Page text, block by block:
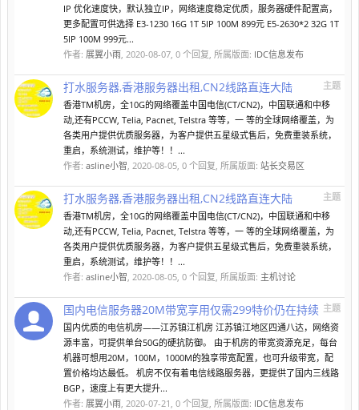
IP 优化速度快，默认独立IP，网络速度稳定优质，服务器硬件配置高，
更多配置可供选择 E3-1230 16G 1T 5IP 100M 899元 E5-2630*2 32G 1T
5IP 100M 999元...
作者: 展翼小雨, 2020-08-07, 0 个回复, 所属版面: IDC信息发布
主题
打水服务器,香港服务器出租,CN2线路直连大陆
香港TM机房，全10G的网络覆盖中国电信(CT/CN2)，中国联通和中移
动,还有PCCW, Telia, Pacnet, Telstra 等等，一 等的全球网络覆盖，为
各类用户提供优质服务器，为客户提供五星级式售后，免费重装系统，
重启，系统测试，维护等！！...
作者: asline小智, 2020-08-05, 0 个回复, 所属版面: 站长交易区
主题
打水服务器,香港服务器出租,CN2线路直连大陆
香港TM机房，全10G的网络覆盖中国电信(CT/CN2)，中国联通和中移
动,还有PCCW, Telia, Pacnet, Telstra 等等，一 等的全球网络覆盖，为
各类用户提供优质服务器，为客户提供五星级式售后，免费重装系统，
重启，系统测试，维护等！！...
作者: asline小智, 2020-08-05, 0 个回复, 所属版面: 主机讨论
主题
国内电信服务器20M带宽享用仅需299特价仍在持续
国内优质的电信机房——江苏镇江机房 江苏镇江地区四通八达，网络资
源丰富，可提供单台50G的硬抗防御。 由于机房的带宽资源充足，每台
机器可想用20M，100M，1000M的独享带宽配置，也可升级带宽，配
置价格均达最低。 机房不仅有着电信线路服务器，更提供了国内三线路
BGP，速度上有更大提升...
作者: 展翼小雨, 2020-07-21 , 0 个回复, 所属版面: IDC信息发布